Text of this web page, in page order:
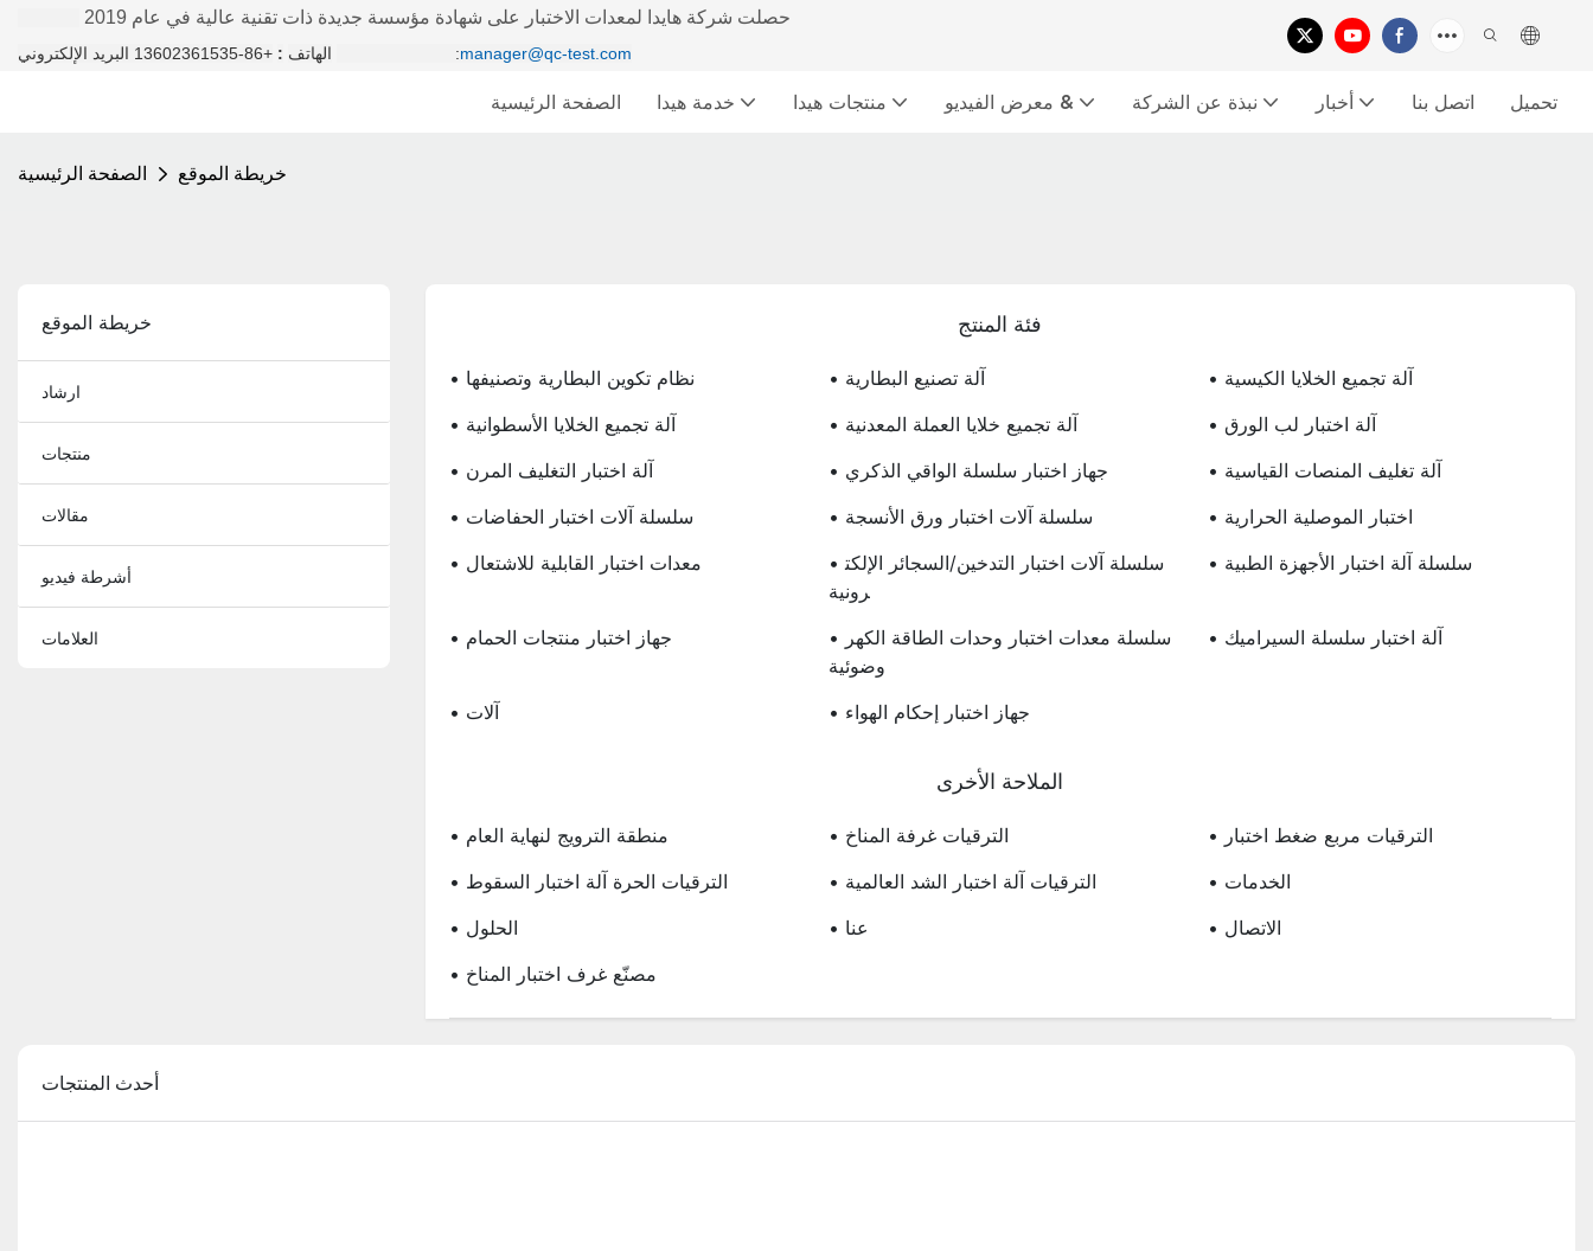
حصلت شركة هايدا لمعدات الاختبار على شهادة مؤسسة جديدة ذات تقنية عالية في عام 2019
الهاتف : +86-13602361535 البريد الإلكتروني:manager@qc-test.com
الصفحة الرئيسية خدمة هيدا منتجات هيدا معرض الفيديو & نبذة عن الشركة أخبار اتصل بنا تحميل
الصفحة الرئيسية خريطة الموقع
خريطة الموقع
ارشاد
منتجات
مقالات
أشرطة فيديو
العلامات
فئة المنتج
• نظام تكوين البطارية وتصنيفها • آلة تصنيع البطارية
• آلة تجميع الخلايا الكيسية
• آلة تجميع الخلايا الأسطوانية
• آلة تجميع خلايا العملة المعدنية
• آلة اختبار لب الورق
• آلة اختبار التغليف المرن
• جهاز اختبار سلسلة الواقي الذكري
• آلة تغليف المنصات القياسية
• سلسلة آلات اختبار الحفاضات
• سلسلة آلات اختبار ورق الأنسجة
• اختبار الموصلية الحرارية
• معدات اختبار القابلية للاشتعال
• سلسلة آلات اختبار التدخين/السجائر الإلكت
رونية
• سلسلة آلة اختبار الأجهزة الطبية
• جهاز اختبار منتجات الحمام
• سلسلة معدات اختبار وحدات الطاقة الكهر
وضوئية
• آلة اختبار سلسلة السيراميك
• آلات • جهاز اختبار إحكام الهواء
الملاحة الأخرى
• منطقة الترويج لنهاية العام • الترقيات غرفة المناخ
• الترقيات مربع ضغط اختبار
• الترقيات الحرة آلة اختبار السقوط
• الترقيات آلة اختبار الشد العالمية
• الخدمات
• الحلول
• عنا
• الاتصال
• مصنّع غرف اختبار المناخ
أحدث المنتجات